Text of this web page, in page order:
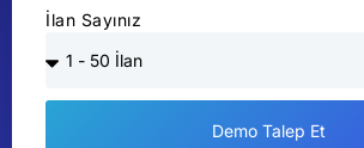
İlan Sayınız
Demo Talep Et